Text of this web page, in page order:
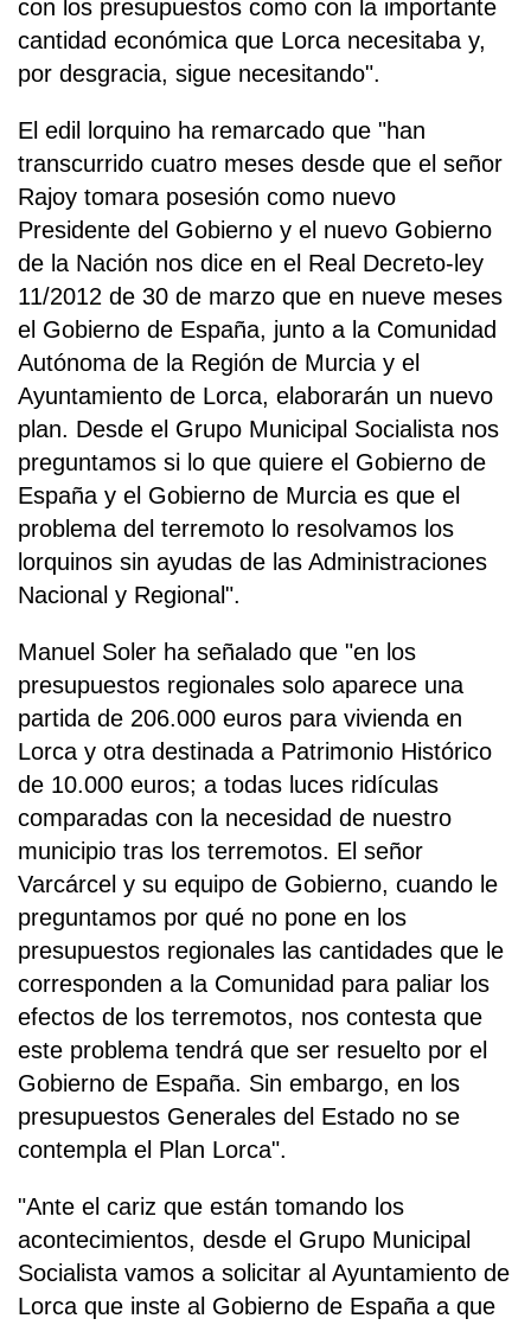
con los presupuestos como con la importante
cantidad económica que Lorca necesitaba y,
por desgracia, sigue necesitando".
El edil lorquino ha remarcado que "han
transcurrido cuatro meses desde que el señor
Rajoy tomara posesión como nuevo
Presidente del Gobierno y el nuevo Gobierno
de la Nación nos dice en el Real Decreto-ley
11/2012 de 30 de marzo que en nueve meses
el Gobierno de España, junto a la Comunidad
Autónoma de la Región de Murcia y el
Ayuntamiento de Lorca, elaborarán un nuevo
plan. Desde el Grupo Municipal Socialista nos
preguntamos si lo que quiere el Gobierno de
España y el Gobierno de Murcia es que el
problema del terremoto lo resolvamos los
lorquinos sin ayudas de las Administraciones
Nacional y Regional".
Manuel Soler ha señalado que "en los
presupuestos regionales solo aparece una
partida de 206.000 euros para vivienda en
Lorca y otra destinada a Patrimonio Histórico
de 10.000 euros; a todas luces ridículas
comparadas con la necesidad de nuestro
municipio tras los terremotos. El señor
Varcárcel y su equipo de Gobierno, cuando le
preguntamos por qué no pone en los
presupuestos regionales las cantidades que le
corresponden a la Comunidad para paliar los
efectos de los terremotos, nos contesta que
este problema tendrá que ser resuelto por el
Gobierno de España. Sin embargo, en los
presupuestos Generales del Estado no se
contempla el Plan Lorca".
"Ante el cariz que están tomando los
acontecimientos, desde el Grupo Municipal
Socialista vamos a solicitar al Ayuntamiento de
Lorca que inste al Gobierno de España a que